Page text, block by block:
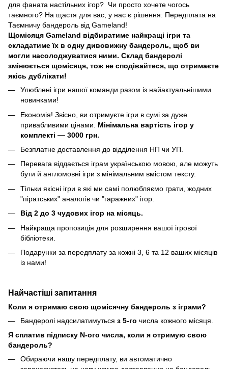
для фаната настільних ігор? Чи просто хочете чогось
таємного? На щастя для вас, у нас є рішення: Передплата на
Таємничу бандероль від Gameland!
Щомісяця Gameland відбиратиме найкращі ігри та
складатиме їх в одну дивовижну бандероль, щоб ви
могли насолоджуватися ними. Склад бандеролі
змінюється щомісяця, тож не сподівайтеся, що отримаєте
якісь дублікати!
Улюблені ігри нашої команди разом із найактуальнішими
новинками!
Економія! Звісно, ви отримуєте ігри в сумі за дуже
привабливими цінами. Мінімальна вартість ігор у
комплекті — 3000 грн.
Безплатне доставлення до відділення НП чи УП.
Перевага віддається іграм українською мовою, але можуть
бути й англомовні ігри з мінімальним вмістом тексту.
Тільки якісні ігри в які ми самі полюбляємо грати, жодних
"піратських" аналогів чи "гаражних" ігор.
Від 2 до 3 чудових ігор на місяць.
Найкраща пропозиція для розширення вашої ігрової
бібліотеки.
Подарунки за передплату за кожні 3, 6 та 12 ваших місяців
із нами!
Найчастіші запитання
Коли я отримаю свою щомісячну бандероль з іграми?
Бандеролі надсилатимуться з 5-го числа кожного місяця.
Я сплатив підписку N-ого числа, коли я отримую свою
бандероль?
Обираючи нашу передплату, ви автоматично